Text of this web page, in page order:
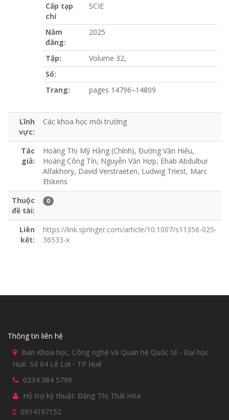
Cấp tạp
chí
SCIE
Năm
đăng:
2025
Tập:
Volume 32,
Số:
Trang:
pages 14796–14809
Lĩnh
vực:
Các khoa học môi trường
Tác
giả:
Hoàng Thị Mỹ Hằng (Chính), Đường Văn Hiếu,
Hoàng Công Tín, Nguyễn Văn Hợp, Ehab Abdulbur
Alfakhory, David Verstraeten, Ludwig Triest, Marc
Elskens
Thuộc
đề tài:
0
Liên
kết:
https://link.springer.com/article/10.1007/s11356-025-
36533-x
Thông tin liên hệ
Ban Khoa học, Công nghệ và Quan hệ Quốc tế - Đại học
Huế. Số 04 Lê Lợi - TP Huế
0234 384 5799
Hỗ trợ kỹ thuật: Đặng Thị Thái Hòa
0914197152